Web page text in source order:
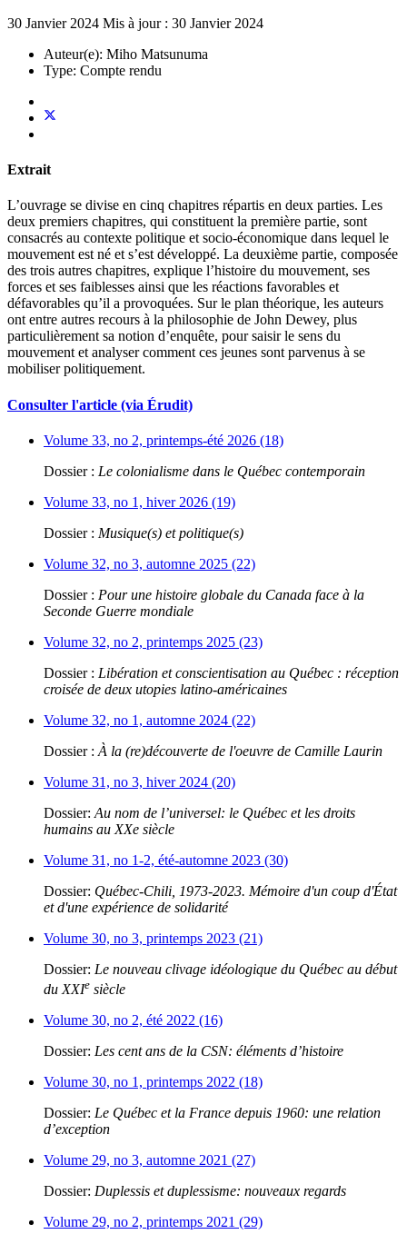
30 Janvier 2024 Mis à jour : 30 Janvier 2024
Auteur(e): Miho Matsunuma
Type: Compte rendu
Extrait
L’ouvrage se divise en cinq chapitres répartis en deux parties. Les
deux premiers chapitres, qui constituent la première partie, sont
consacrés au contexte politique et socio-économique dans lequel le
mouvement est né et s’est développé. La deuxième partie, composée
des trois autres chapitres, explique l’histoire du mouvement, ses
forces et ses faiblesses ainsi que les réactions favorables et
défavorables qu’il a provoquées. Sur le plan théorique, les auteurs
ont entre autres recours à la philosophie de John Dewey, plus
particulièrement sa notion d’enquête, pour saisir le sens du
mouvement et analyser comment ces jeunes sont parvenus à se
mobiliser politiquement.
Consulter l'article (via Érudit)
Volume 33, no 2, printemps-été 2026 (18)
Dossier : Le colonialisme dans le Québec contemporain
Volume 33, no 1, hiver 2026 (19)
Dossier : Musique(s) et politique(s)
Volume 32, no 3, automne 2025 (22)
Dossier : Pour une histoire globale du Canada face à la
Seconde Guerre mondiale
Volume 32, no 2, printemps 2025 (23)
Dossier : Libération et conscientisation au Québec : réception
croisée de deux utopies latino-américaines
Volume 32, no 1, automne 2024 (22)
Dossier : À la (re)découverte de l'oeuvre de Camille Laurin
Volume 31, no 3, hiver 2024 (20)
Dossier: Au nom de l’universel: le Québec et les droits
humains au XXe siècle
Volume 31, no 1-2, été-automne 2023 (30)
Dossier: Québec-Chili, 1973-2023. Mémoire d'un coup d'État
et d'une expérience de solidarité
Volume 30, no 3, printemps 2023 (21)
Dossier: Le nouveau clivage idéologique du Québec au début
du XXIe siècle
Volume 30, no 2, été 2022 (16)
Dossier: Les cent ans de la CSN: éléments d’histoire
Volume 30, no 1, printemps 2022 (18)
Dossier: Le Québec et la France depuis 1960: une relation
d’exception
Volume 29, no 3, automne 2021 (27)
Dossier: Duplessis et duplessisme: nouveaux regards
Volume 29, no 2, printemps 2021 (29)